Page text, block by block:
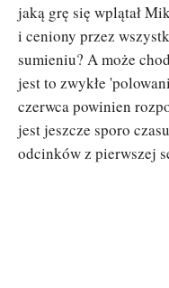
jaką grę się wplątał
i ceniony przez
sumieniu? A może
jest to zwykłe
czerwca powinien
jest jeszcze sporo
odcinków z pierwszej